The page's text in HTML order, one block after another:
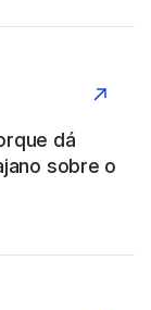
dá
sobre o